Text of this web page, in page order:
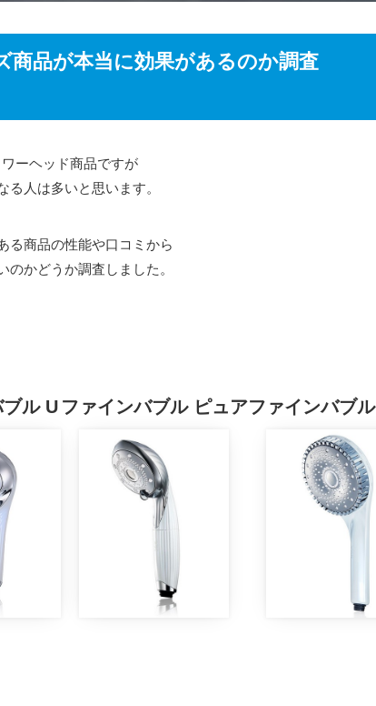
商品が本当に効果があるのか調査
ーヘッド商品ですが
人は多いと思います。
る商品の性能や口コミから
かどうか調査しました。
ル U ファインバブル ピュアファインバブ